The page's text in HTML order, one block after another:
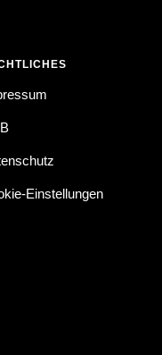
Einstellungen